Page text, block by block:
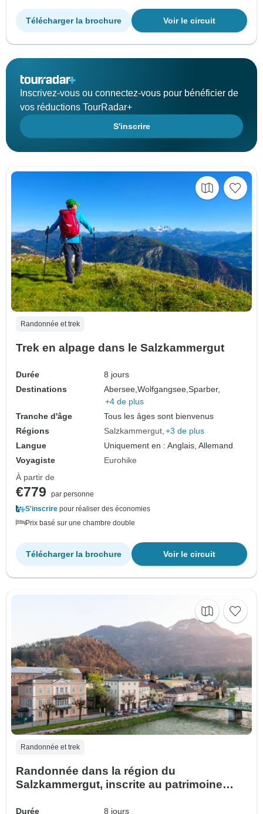
Voir le circuit
Télécharger la brochure
Inscrivez-vous ou connectez-vous pour bénéficier de
vos réductions TourRadar+
S'inscrire
Randonnée et trek
Trek en alpage dans le Salzkammergut
Durée
8 jours
Destinations
Abersee,Wolfgangsee,Sparber,
+4 de plus
Tranche d'âge
Tous les âges sont bienvenus
Régions
Salzkammergut +3 de plus
Langue
Uniquement en : Anglais, Allemand
Voyagiste
Eurohike
À partir de
€779
par personne
S'inscrire pour réaliser des économies
Prix basé sur une chambre double
Voir le circuit
Télécharger la brochure
Randonnée et trek
Randonnée dans la région du
Salzkammergut, inscrite au patrimoine
Durée 8 jours